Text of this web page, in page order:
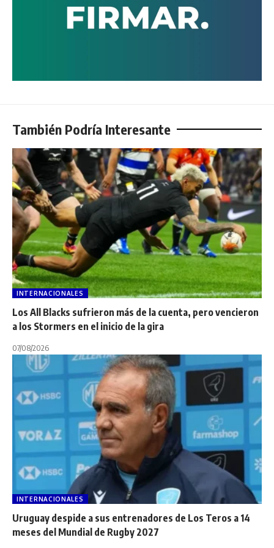
También Podría Interesante
INTERNACIONALES
Los All Blacks sufrieron más de la cuenta, pero vencieron
a los Stormers en el inicio de la gira
07/08/2026
INTERNACIONALES
Uruguay despide a sus entrenadores de Los Teros a 14
meses del Mundial de Rugby 2027